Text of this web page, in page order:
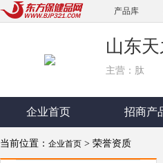
产品库
山东
主营：肽
企业首页 招商产
当前位置： 企业首页 > 荣誉资质